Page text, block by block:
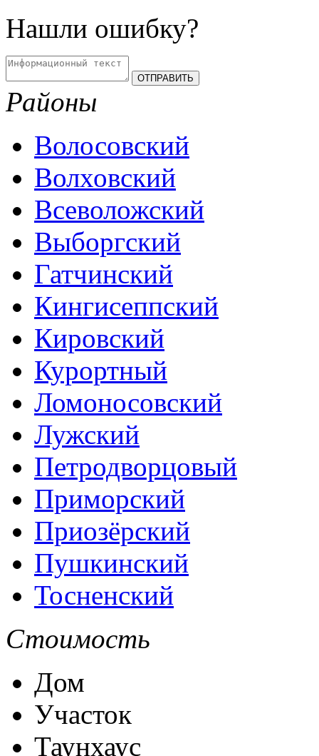
Нашли ошибку?
Районы
Волосовский
Волховский
Всеволожский
Выборгский
Гатчинский
Кингисеппский
Кировский
Курортный
Ломоносовский
Лужский
Петродворцовый
Приморский
Приозёрский
Пушкинский
Тосненский
Стоимость
Дом
Участок
Таунхаус